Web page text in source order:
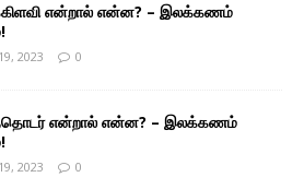
என்றால் என்ன? – இலக்கணம்
2023 0
என்றால் என்ன? – இலக்கணம்
2023 0